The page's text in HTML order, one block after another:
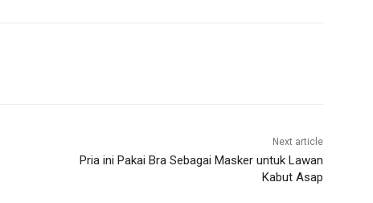
Next article
Pria ini Pakai Bra Sebagai Masker untuk Lawan
Kabut Asap